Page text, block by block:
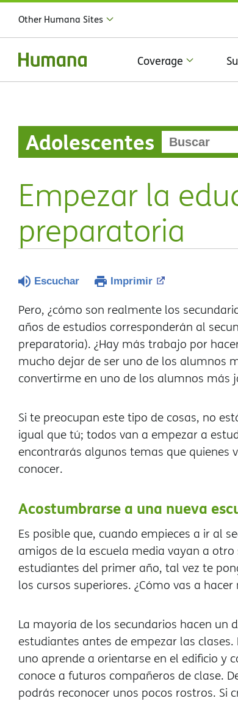
Other Humana Sites
Coverage
Adolescentes
Empezar la
preparatoria
Escuchar Imprimir
Pero, ¿cómo son realmente los
años de estudios corresponderán al
preparatoria). ¿Hay más trabajo por
mucho dejar de ser uno de los alumnos
convertirme en uno de los alumnos más
Si te preocupan este tipo de cosas, no
igual que tú; todos van a empezar a
encontrarás algunos temas que quienes
conocer.
Acostumbrarse a una nueva
Es posible que, cuando empieces a ir al
amigos de la escuela media vayan a
estudiantes del primer año, tal vez te
los cursos superiores. ¿Cómo vas a
La mayoría de los secundarios hacen
estudiantes antes de empezar las
uno aprende a orientarse en el edificio y
conoce a futuros compañeros de clase.
podrás reconocer unos pocos rostros. Si